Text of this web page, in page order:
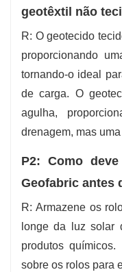
geotêxtil não
R: O geotecido
proporcionando
tornando-o ideal
de carga. O
agulha,
drenagem, mas
P2: Como
Geofabric antes
R: Armazene os
longe da luz solar
produtos
sobre os rolos para